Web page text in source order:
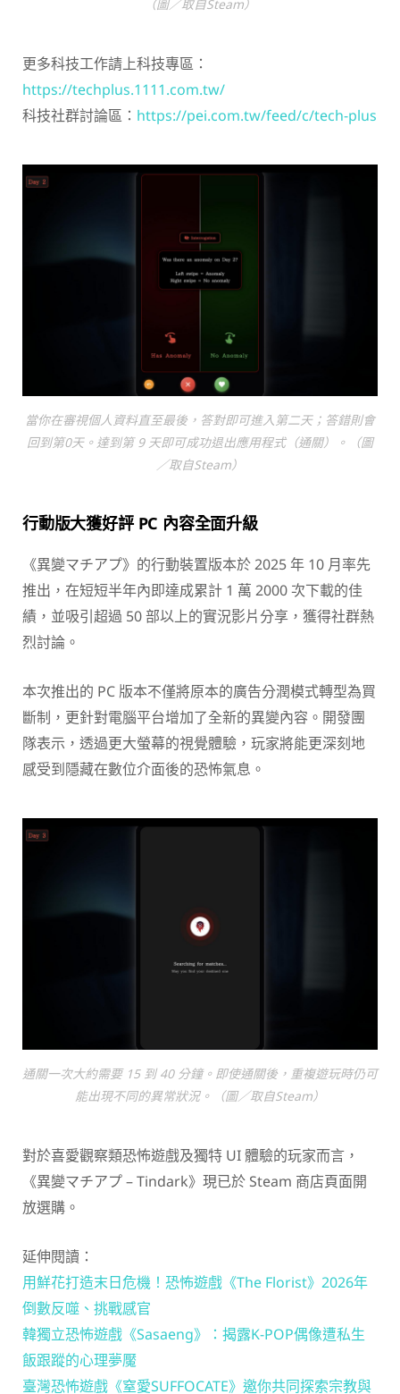
（圖／取自Steam）
更多科技工作請上科技專區：
https://techplus.1111.com.tw/
科技社群討論區： https://pei.com.tw/feed/c/tech-plus
當你在審視個人資料直至最後，答對即可進入第二天；答錯則會
回到第0天。達到第 9 天即可成功退出應用程式（通關）。（圖
／取自Steam）
行動版大獲好評 PC 內容全面升級
《異變マチアプ》的行動裝置版本於 2025 年 10 月率先
推出，在短短半年內即達成累計 1 萬 2000 次下載的佳
績，並吸引超過 50 部以上的實況影片分享，獲得社群熱
烈討論。
本次推出的 PC 版本不僅將原本的廣告分潤模式轉型為買
斷制，更針對電腦平台增加了全新的異變內容。開發團
隊表示，透過更大螢幕的視覺體驗，玩家將能更深刻地
感受到隱藏在數位介面後的恐怖氣息。
通關一次大約需要 15 到 40 分鐘。即使通關後，重複遊玩時仍可
能出現不同的異常狀況。（圖／取自Steam）
對於喜愛觀察類恐怖遊戲及獨特 UI 體驗的玩家而言，
《異變マチアプ – Tindark》現已於 Steam 商店頁面開
放選購。
延伸閱讀：
用鮮花打造末日危機！恐怖遊戲《The Florist》2026年
倒數反噬、挑戰感官
韓獨立恐怖遊戲《Sasaeng》：揭露K-POP偶像遭私生
飯跟蹤的心理夢魘
臺灣恐怖遊戲《窒愛SUFFOCATE》邀你共同探索宗教與